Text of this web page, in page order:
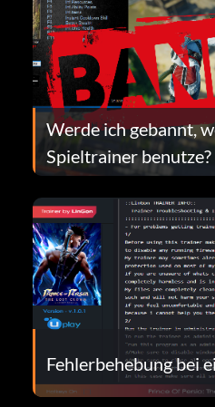
Werde ich gebannt,
Spieltrainer benutze?
Fehlerbehebung bei